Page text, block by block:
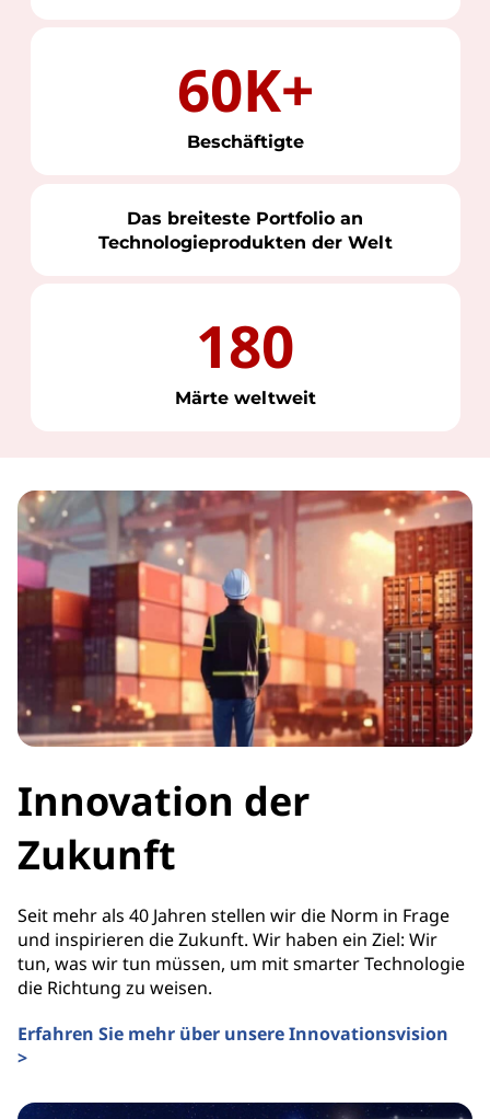
60K+
Beschäftigte
Das breiteste Portfolio an
Technologieprodukten der Welt
180
Märte weltweit
Innovation der
Zukunft
Seit mehr als 40 Jahren stellen wir die Norm in Frage
und inspirieren die Zukunft. Wir haben ein Ziel: Wir
tun, was wir tun müssen, um mit smarter Technologie
die Richtung zu weisen.
Erfahren Sie mehr über unsere Innovationsvision
>